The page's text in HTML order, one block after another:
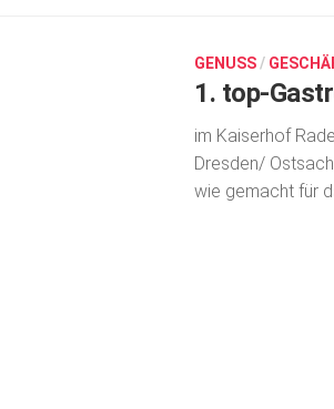
GENUSS /
1. top-
im Kaiserhof
Dresden/
wie ge­macht für